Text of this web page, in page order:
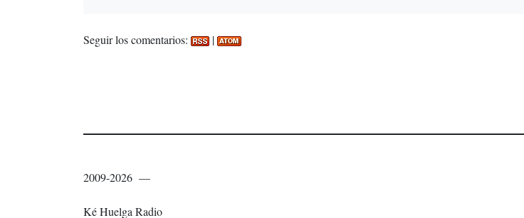
Seguir los comentarios: |
2009-2026 —
Ké Huelga Radio